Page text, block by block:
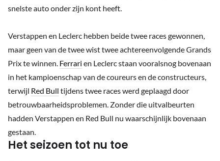
snelste auto onder zijn kont heeft.
Verstappen en Leclerc hebben beide twee races gewonnen,
maar geen van de twee wist twee achtereenvolgende Grands
Prix te winnen. Ferrari en Leclerc staan vooralsnog bovenaan
in het kampioenschap van de coureurs en de constructeurs,
terwijl Red Bull tijdens twee races werd geplaagd door
betrouwbaarheidsproblemen. Zonder die uitvalbeurten
hadden Verstappen en Red Bull nu waarschijnlijk bovenaan
gestaan.
Het seizoen tot nu toe